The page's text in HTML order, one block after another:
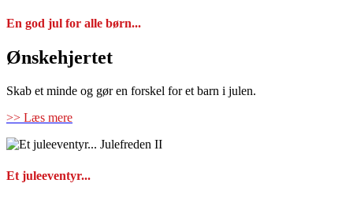
En god jul for alle børn...
Ønskehjertet
Skab et minde og gør en forskel for et barn i julen.
>> Læs mere
Et juleeventyr...